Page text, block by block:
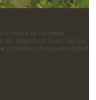
et de villas
de superbes vues sur les
propose un super rapport